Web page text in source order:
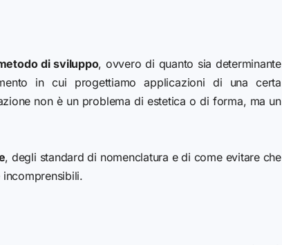
di sviluppo, ovvero di quanto sia determinante
in cui progettiamo applicazioni di una certa
non è un problema di estetica o di forma, ma un
, degli standard di nomenclatura e di come evitare che